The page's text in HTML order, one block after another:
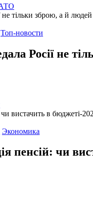
Топ-новости
Росії не
Экономика
пенсій: чи